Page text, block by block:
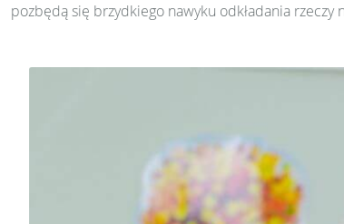
pozbędą się brzydkiego nawyku odkładania